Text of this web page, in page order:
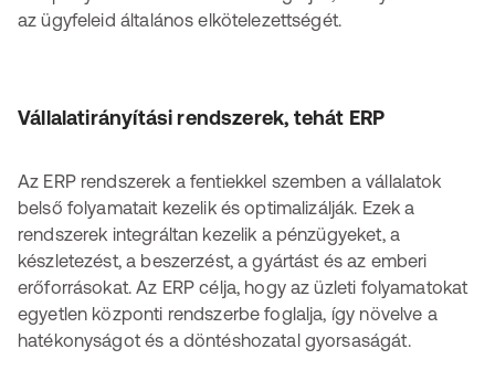
az ügyfeleid általános elkötelezettségét.
Vállalatirányítási rendszerek, tehát ERP
Az ERP rendszerek a fentiekkel szemben a vállalatok
belső folyamatait kezelik és optimalizálják. Ezek a
rendszerek integráltan kezelik a pénzügyeket, a
készletezést, a beszerzést, a gyártást és az emberi
erőforrásokat. Az ERP célja, hogy az üzleti folyamatokat
egyetlen központi rendszerbe foglalja, így növelve a
hatékonyságot és a döntéshozatal gyorsaságát.